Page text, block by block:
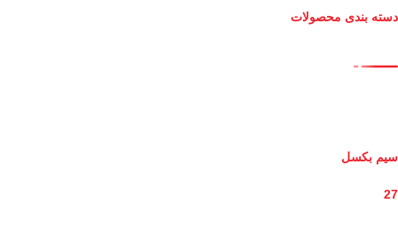
دسته بندی محصولات
سیم بکسل
27